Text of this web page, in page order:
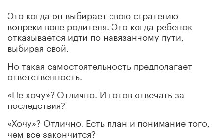
Это когда он выбирает свою стратегию
вопреки воле родителя. Это когда ребенок
отказывается идти по навязанному пути,
выбирая свой.
Но такая самостоятельность предполагает
ответственность.
«Не хочу»? Отлично. И готов отвечать за
последствия?
«Хочу»? Отлично. Есть план и понимание того,
чем все закончится?